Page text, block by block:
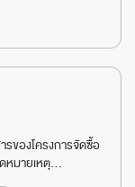
ของโครงการจัดซื้อ
หมายเหตุ...